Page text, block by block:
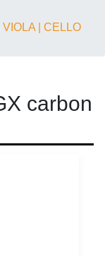
| CELLO
carbon